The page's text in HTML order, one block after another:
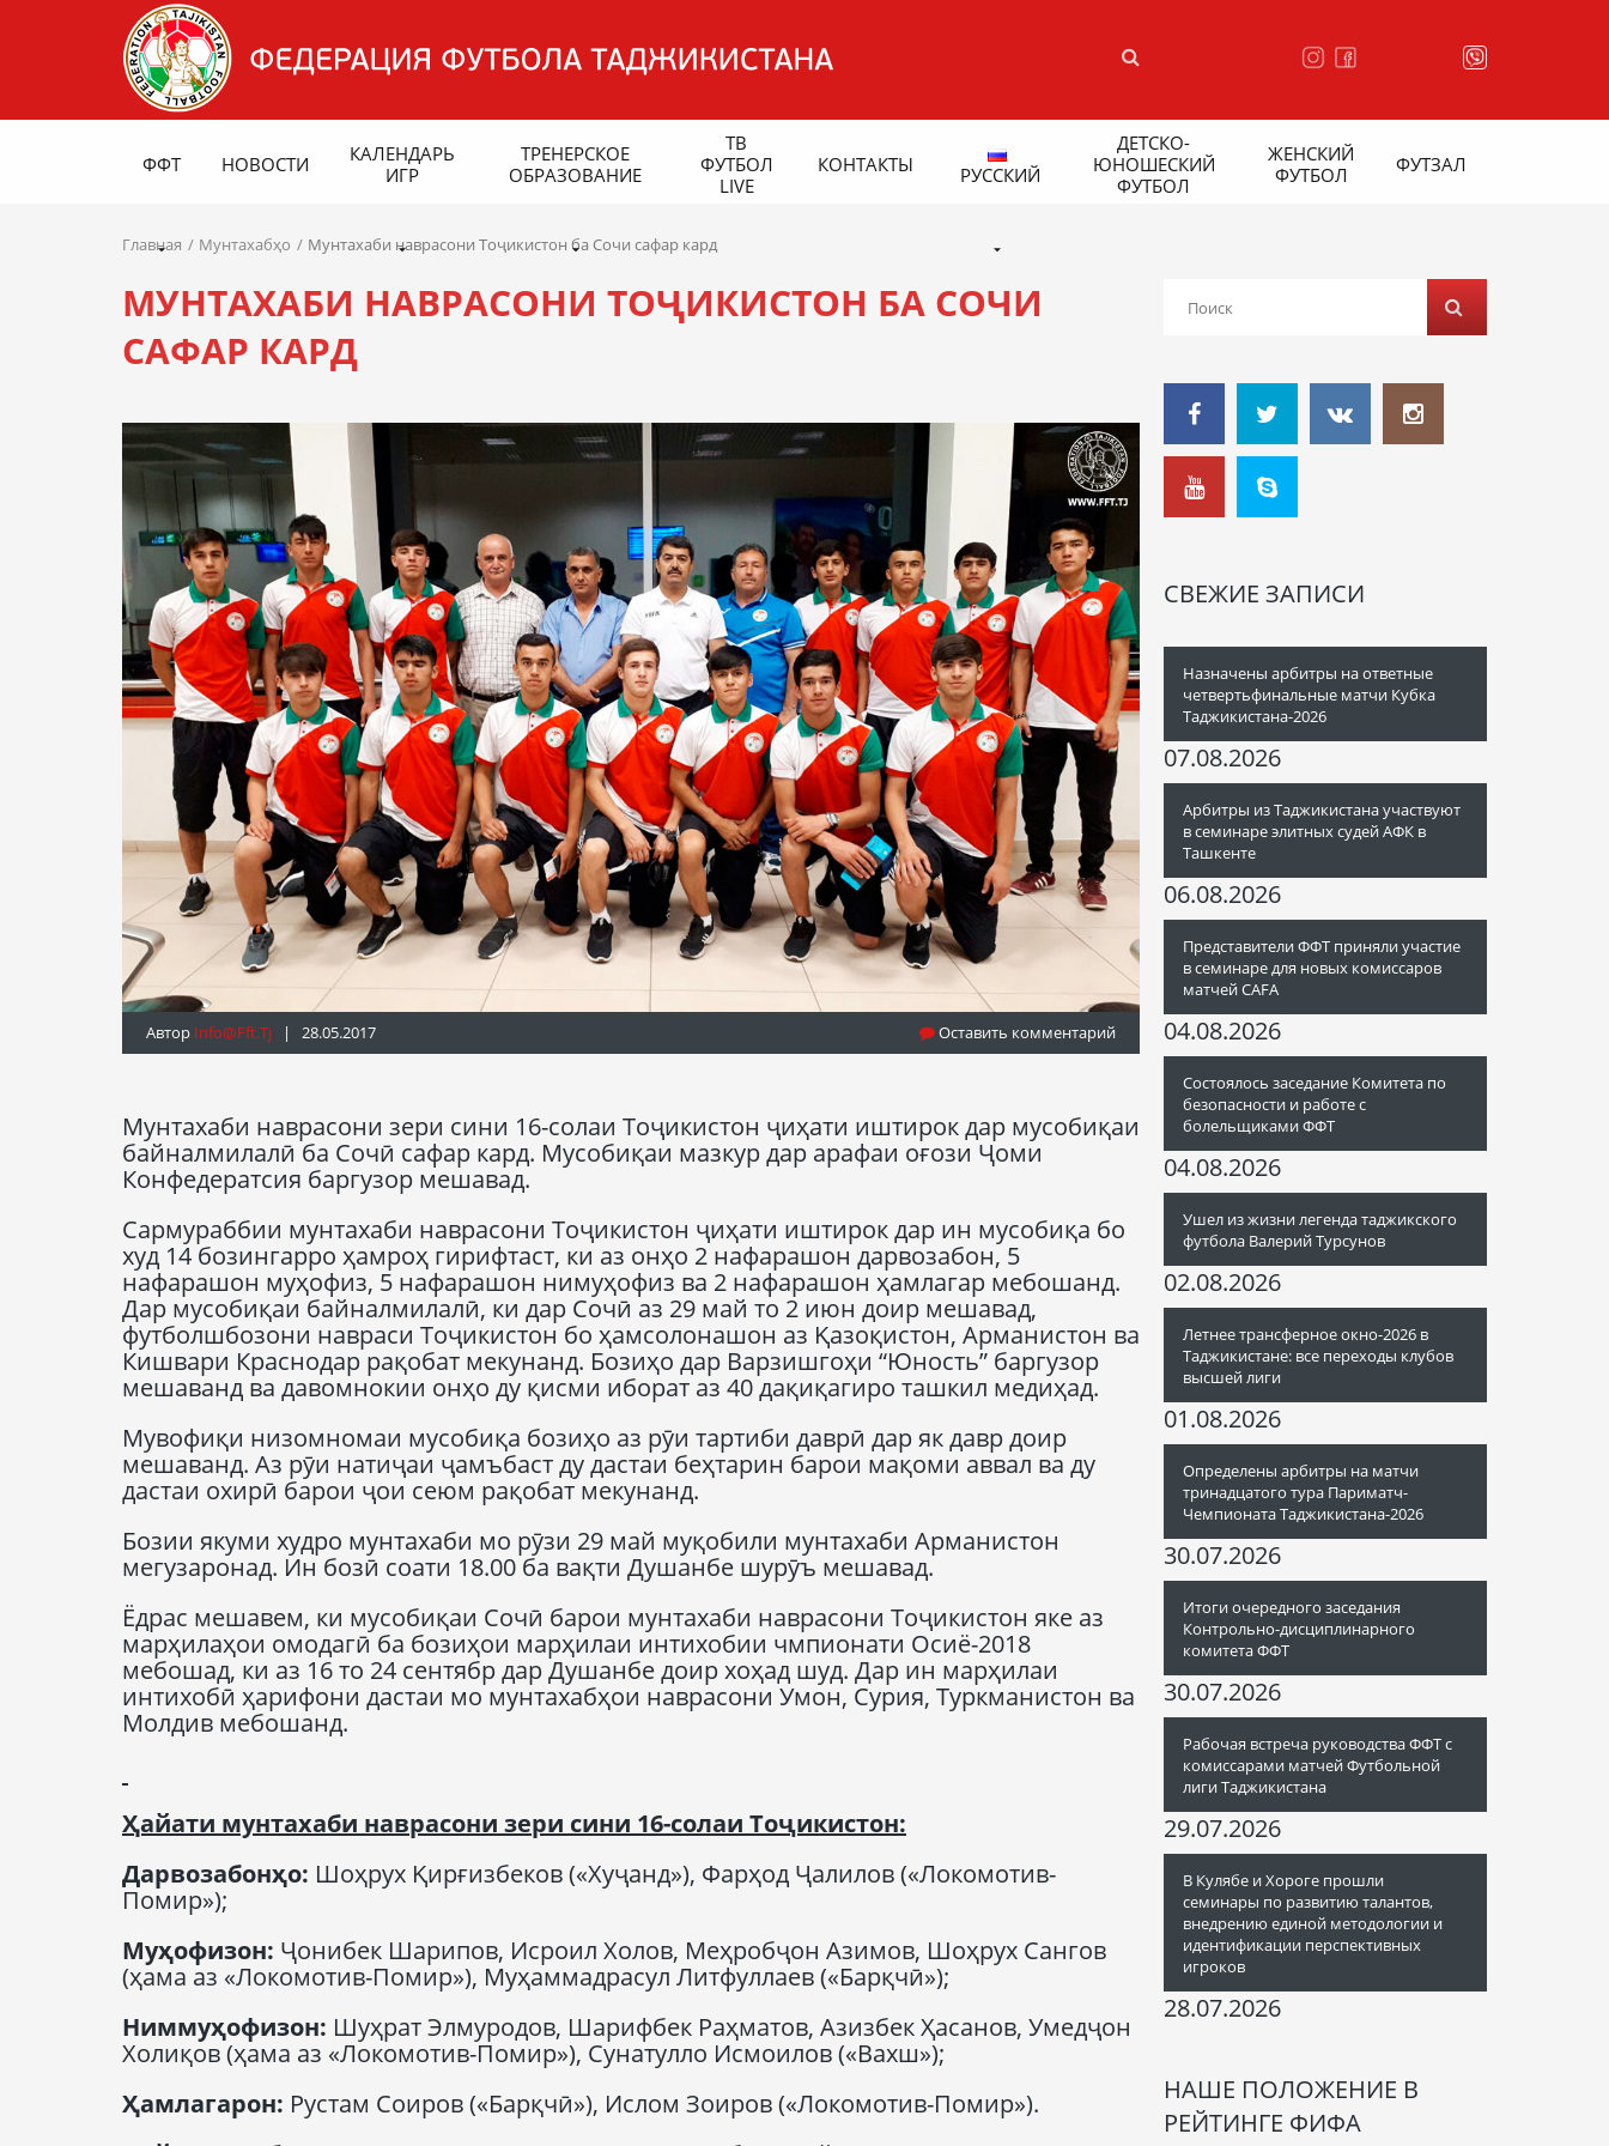
ФФТ НОВОСТИ
КАЛЕНДАРЬ
ИГР
ТРЕНЕРСКОЕ
ОБРАЗОВАНИЕ
ТВ
ФУТБОЛ
LIVE
КОНТАКТЫ РУССКИЙ
ДЕТСКО-
ЮНОШЕСКИЙ
ФУТБОЛ
ЖЕНСКИЙ
ФУТБОЛ
ФУТЗАЛ
Главная Мунтахабҳо Мунтахаби наврасони Тоҷикистон ба Сочи сафар кард
МУНТАХАБИ НАВРАСОНИ ТОҶИКИСТОН БА СОЧИ
САФАР КАРД
Автор Info@fft.tj | 28.05.2017 Оставить комментарий
Мунтахаби наврасони зери сини 16-солаи Тоҷикистон ҷиҳати иштирок дар мусобиқаи
байналмилалӣ ба Сочӣ сафар кард. Мусобиқаи мазкур дар арафаи оғози Ҷоми
Конфедератсия баргузор мешавад.
Сармураббии мунтахаби наврасони Тоҷикистон ҷиҳати иштирок дар ин мусобиқа бо
худ 14 бозингарро ҳамроҳ гирифтаст, ки аз онҳо 2 нафарашон дарвозабон, 5
нафарашон муҳофиз, 5 нафарашон нимуҳофиз ва 2 нафарашон ҳамлагар мебошанд.
Дар мусобиқаи байналмилалӣ, ки дар Сочӣ аз 29 май то 2 июн доир мешавад,
футболшбозони навраси Тоҷикистон бо ҳамсолонашон аз Қазоқистон, Арманистон ва
Кишвари Краснодар рақобат мекунанд. Бозиҳо дар Варзишгоҳи “Юность” баргузор
мешаванд ва давомнокии онҳо ду қисми иборат аз 40 дақиқагиро ташкил медиҳад.
Мувофиқи низомномаи мусобиқа бозиҳо аз рӯи тартиби даврӣ дар як давр доир
мешаванд. Аз рӯи натиҷаи ҷамъбаст ду дастаи беҳтарин барои мақоми аввал ва ду
дастаи охирӣ барои ҷои сеюм рақобат мекунанд.
Бозии якуми худро мунтахаби мо рӯзи 29 май муқобили мунтахаби Арманистон
мегузаронад. Ин бозӣ соати 18.00 ба вақти Душанбе шурӯъ мешавад.
Ёдрас мешавем, ки мусобиқаи Сочӣ барои мунтахаби наврасони Тоҷикистон яке аз
марҳилаҳои омодагӣ ба бозиҳои марҳилаи интихобии чмпионати Осиё-2018
мебошад, ки аз 16 то 24 сентябр дар Душанбе доир хоҳад шуд. Дар ин марҳилаи
интихобӣ ҳарифони дастаи мо мунтахабҳои наврасони Умон, Сурия, Туркманистон ва
Молдив мебошанд.
Ҳайати мунтахаби наврасони зери сини 16-солаи Тоҷикистон:
Дарвозабонҳо: Шоҳрух Қирғизбеков («Хуҷанд»), Фарҳод Ҷалилов («Локомотив-
Помир»);
Муҳофизон: Ҷонибек Шарипов, Исроил Холов, Меҳробҷон Азимов, Шоҳрух Сангов
(ҳама аз «Локомотив-Помир»), Муҳаммадрасул Литфуллаев («Барқчӣ»);
Ниммуҳофизон: Шуҳрат Элмуродов, Шарифбек Раҳматов, Азизбек Ҳасанов, Умедҷон
Холиқов (ҳама аз «Локомотив-Помир»), Сунатулло Исмоилов («Вахш»);
Ҳамлагарон: Рустам Соиров («Барқчӣ»), Ислом Зоиров («Локомотив-Помир»).
СВЕЖИЕ ЗАПИСИ
Назначены арбитры на ответные
четвертьфинальные матчи Кубка
Таджикистана-2026
07.08.2026
Арбитры из Таджикистана участвуют
в семинаре элитных судей АФК в
Ташкенте
06.08.2026
Представители ФФТ приняли участие
в семинаре для новых комиссаров
матчей CAFA
04.08.2026
Состоялось заседание Комитета по
безопасности и работе с
болельщиками ФФТ
04.08.2026
Ушел из жизни легенда таджикского
футбола Валерий Турсунов
02.08.2026
Летнее трансферное окно-2026 в
Таджикистане: все переходы клубов
высшей лиги
01.08.2026
Определены арбитры на матчи
тринадцатого тура Париматч-
Чемпионата Таджикистана-2026
30.07.2026
Итоги очередного заседания
Контрольно-дисциплинарного
комитета ФФТ
30.07.2026
Рабочая встреча руководства ФФТ с
комиссарами матчей Футбольной
лиги Таджикистана
29.07.2026
В Кулябе и Хороге прошли
семинары по развитию талантов,
внедрению единой методологии и
идентификации перспективных
игроков
28.07.2026
НАШЕ ПОЛОЖЕНИЕ В
РЕЙТИНГЕ ФИФА